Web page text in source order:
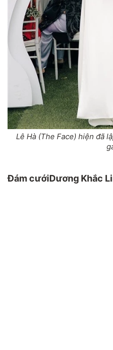
Lê Hà (The Face) hiện đã
Đám cướiDương Khắc